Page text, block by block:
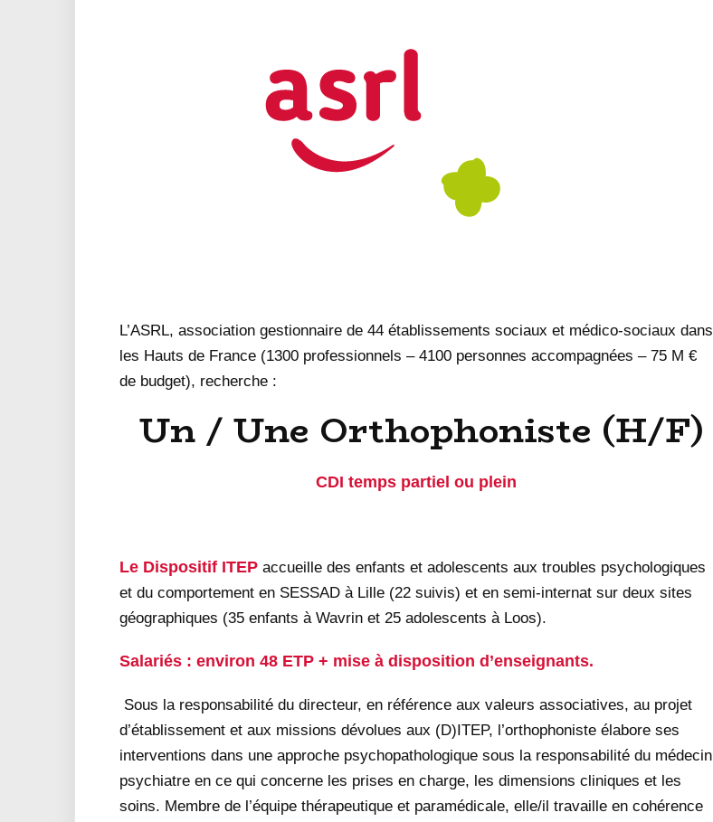
L’ASRL, association gestionnaire de 44 établissements sociaux et médico-sociaux dans
les Hauts de France (1300 professionnels – 4100 personnes accompagnées – 75 M €
de budget), recherche :
Un / Une Orthophoniste (H/F)
CDI temps partiel ou plein
Le Dispositif ITEP accueille des enfants et adolescents aux troubles psychologiques
et du comportement en SESSAD à Lille (22 suivis) et en semi-internat sur deux sites
géographiques (35 enfants à Wavrin et 25 adolescents à Loos).
Salariés : environ 48 ETP + mise à disposition d’enseignants.
Sous la responsabilité du directeur, en référence aux valeurs associatives, au projet
d’établissement et aux missions dévolues aux (D)ITEP, l’orthophoniste élabore ses
interventions dans une approche psychopathologique sous la responsabilité du médecin
psychiatre en ce qui concerne les prises en charge, les dimensions cliniques et les
soins. Membre de l’équipe thérapeutique et paramédicale, elle/il travaille en cohérence